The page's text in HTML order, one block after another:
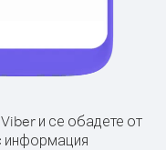
и се обадете от
информация